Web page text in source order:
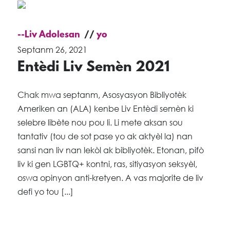
--Liv Adolesan
yo
Septanm 26, 2021
Entèdi Liv Semèn 2021
Chak mwa septanm, Asosyasyon Bibliyotèk
Ameriken an (ALA) kenbe Liv Entèdi semèn ki
selebre libète nou pou li. Li mete aksan sou
tantativ (tou de sot pase yo ak aktyèl la) nan
sansi nan liv nan lekòl ak bibliyotèk. Etonan, pifò
liv ki gen LGBTQ+ kontni, ras, sitiyasyon seksyèl,
oswa opinyon anti-kretyen. A vas majorite de liv
defi yo tou [...]